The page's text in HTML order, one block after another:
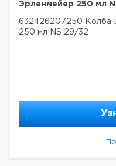
Эрленмейер 250 мл
632426207250 Колба
250 мл NS 29/32